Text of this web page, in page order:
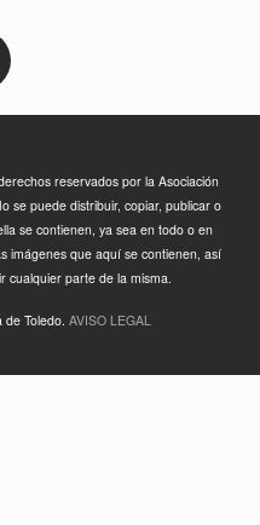
reservados por la Asociación
se puede distribuir, copiar, publicar o
se contienen, ya sea en todo o en
imágenes que aquí se contienen, así
parte de la misma.
Toledo. AVISO LEGAL